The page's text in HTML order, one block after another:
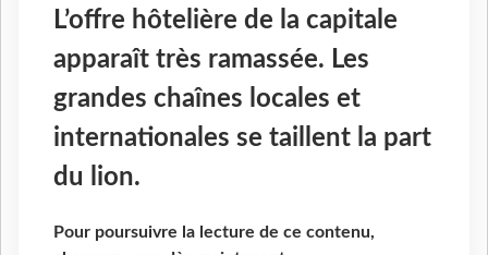
L’offre hôtelière de la capitale
apparaît très ramassée. Les
grandes chaînes locales et
internationales se taillent la part
du lion.
Pour poursuivre la lecture de ce contenu,